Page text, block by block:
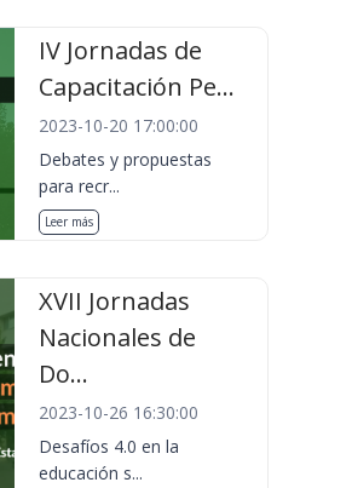
IV Jornadas de
Capacitación Pe...
2023-10-20 17:00:00
Debates y propuestas
para recr...
Leer más
XVII Jornadas
Nacionales de
Do...
2023-10-26 16:30:00
Desafíos 4.0 en la
educación s...